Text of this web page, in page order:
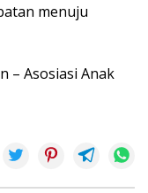
menuju
– Asosiasi Anak